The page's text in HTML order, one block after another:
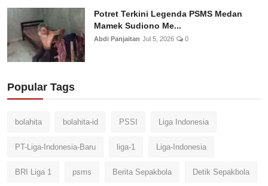
Potret Terkini Legenda PSMS Medan
Mamek Sudiono Me...
Abdi Panjaitan Jul 5, 2026 0
Popular Tags
bolahita bolahita-id PSSI Liga Indonesia
PT-Liga-Indonesia-Baru liga-1 Liga-Indonesia
BRI Liga 1 psms Berita Sepakbola Detik Sepakbola